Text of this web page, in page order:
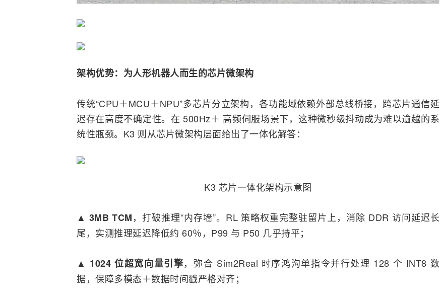
架构优势：为人形机器人而生的芯片微架构
传统“CPU＋MCU＋NPU”多芯片分立架构，各功能域依赖外部总线桥接，跨芯片通信延
迟存在高度不确定性。在 500Hz＋ 高频伺服场景下，这种微秒级抖动成为难以逾越的系
统性瓶颈。K3 则从芯片微架构层面给出了一体化解答：
K3 芯片一体化架构示意图
▲ 3MB TCM，打破推理“内存墙”。RL 策略权重完整驻留片上，消除 DDR 访问延迟长
尾，实测推理延迟降低约 60％，P99 与 P50 几乎持平；
▲ 1024 位超宽向量引擎，弥合 Sim2Real 时序鸿沟单指令并行处理 128 个 INT8 数
据，保障多模态＋数据时间戳严格对齐；